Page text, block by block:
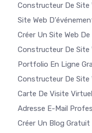
Constructeur De Site
Site Web
Créer Un Site Web De
Constructeur De Site
Portfolio En Ligne
Constructeur De Site
Carte De Visite
Adresse E-Mail
Créer Un Blog Gratuit